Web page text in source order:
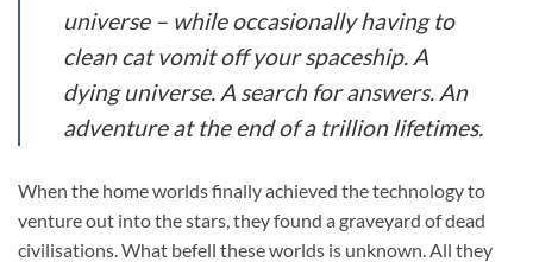
universe – while occasionally having to
clean cat vomit off your spaceship. A
dying universe. A search for answers. An
adventure at the end of a trillion lifetimes.
When the home worlds finally achieved the technology to
venture out into the stars, they found a graveyard of dead
civilisations. What befell these worlds is unknown. All they